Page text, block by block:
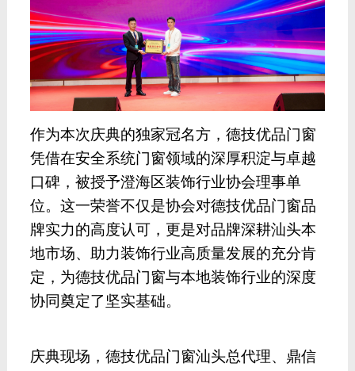
作为本次庆典的独家冠名方，德技优品门窗
凭借在安全系统门窗领域的深厚积淀与卓越
口碑， 被授予澄海区装饰行业协会理事单
位。这一荣誉不仅是协会对德技优品门窗品
牌实力的高度认可，更是对品牌深耕汕头本
地市场、助力装饰行业高质量发展的充分肯
定，为德技优品门窗与本地装饰行业的深度
协同奠定了坚实基础。
庆典现场，德技优品门窗汕头总代理、鼎信